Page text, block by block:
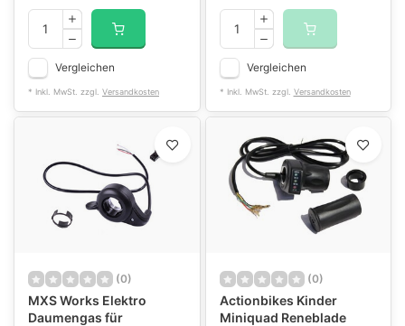
Vergleichen
* Inkl. MwSt. zzgl. Versandkosten
Vergleichen
* Inkl. MwSt. zzgl. Versandkosten
(0)
MXS Works Elektro
Daumengas für
(0)
Actionbikes Kinder
Miniquad Reneblade